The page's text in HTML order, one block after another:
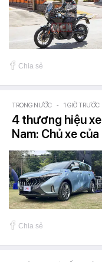
Chia sẻ
TRONG NƯỚC - 1 GIỜ TRƯỚC
4 thương hiệu
Nam: Chủ xe
Chia sẻ